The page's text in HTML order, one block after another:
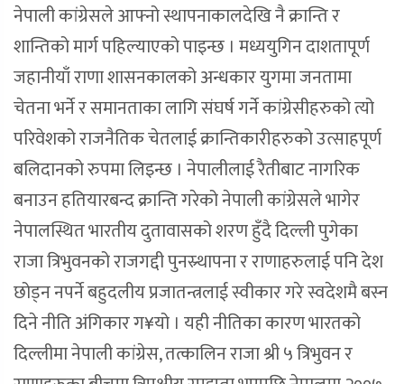
नेपाली कांग्रेसले आफ्नो स्थापनाकालदेखि नै क्रान्ति र
शान्तिको मार्ग पहिल्याएको पाइन्छ । मध्ययुगिन दाशतापूर्ण
जहानीयाँ राणा शासनकालको अन्धकार युगमा जनतामा
चेतना भर्ने र समानताका लागि संघर्ष गर्ने कांग्रेसीहरुको त्यो
परिवेशको राजनैतिक चेतलाई क्रान्तिकारीहरुको उत्साहपूर्ण
बलिदानको रुपमा लिइन्छ । नेपालीलाई रैतीबाट नागरिक
बनाउन हतियारबन्द क्रान्ति गरेको नेपाली कांग्रेसले भागेर
नेपालस्थित भारतीय दुतावासको शरण हुँदै दिल्ली पुगेका
राजा त्रिभुवनको राजगद्दी पुनस्र्थापना र राणाहरुलाई पनि देश
छोड्न नपर्ने बहुदलीय प्रजातन्त्रलाई स्वीकार गरे स्वदेशमै बस्न
दिने नीति अंगिकार ग¥यो । यही नीतिका कारण भारतको
दिल्लीमा नेपाली कांग्रेस, तत्कालिन राजा श्री ५ त्रिभुवन र